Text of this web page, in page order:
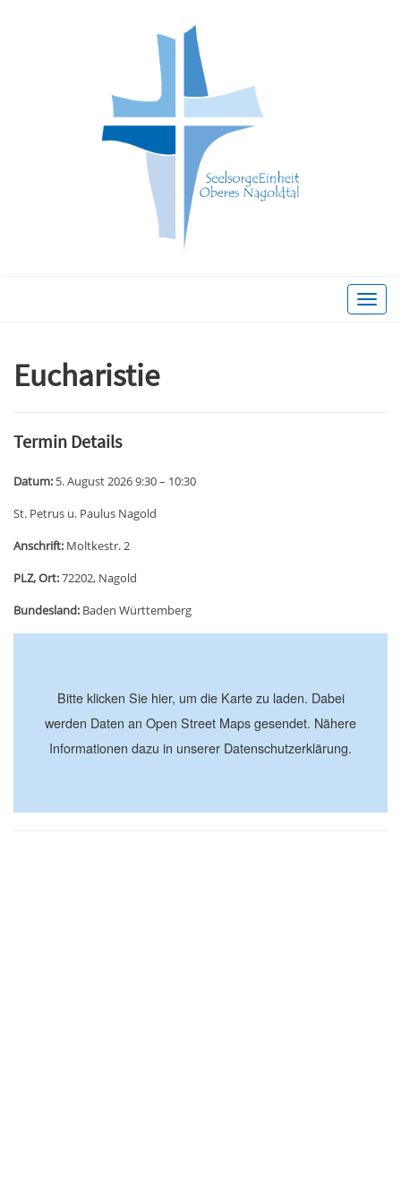
Toggle
Eucharistie
Termin Details
Datum: 5. August 2026 9:30– 10:30
St. Petrus u. Paulus Nagold
Anschrift: Moltkestr. 2
PLZ, Ort:72202, Nagold
Bundesland: Baden Württemberg